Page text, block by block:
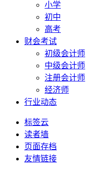
小学
初中
高考
财会考试
初级会计师
中级会计师
注册会计师
经济师
行业动态
标签云
读者墙
页面存档
友情链接